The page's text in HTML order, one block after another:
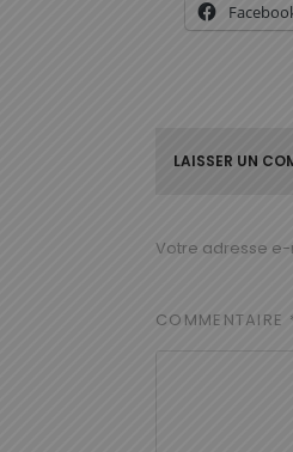
LAISSER UN
Votre adresse
COMMENTAIRE